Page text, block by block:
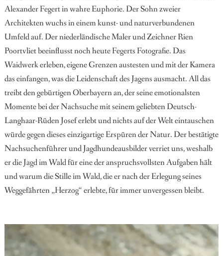
Alexander Fegert in wahre Euphorie. Der Sohn zweier
Architekten wuchs in einem kunst- und naturverbundenen
Umfeld auf. Der niederländische Maler und Zeichner Rien
Poortvliet beeinflusst noch heute Fegerts Fotografie. Das
Waidwerk erleben, eigene Grenzen austesten und mit der Kamera
das einfangen, was die Leidenschaft des Jagens ausmacht. All das
treibt den gebürtigen Oberbayern an, der seine emotionalsten
Momente bei der Nachsuche mit seinem geliebten Deutsch-
Langhaar-Rüden Josef erlebt und nichts auf der Welt eintauschen
würde gegen dieses einzigartige Erspüren der Natur. Der bestätigte
Nachsuchenführer und Jagdhundeausbilder verriet uns, weshalb
er die Jagd im Wald für eine der anspruchsvollsten Aufgaben hält
und warum die Stille im Wald, die er nach der Erlegung seines
Weggefährten „Herzog“ erlebte, für immer unvergessen bleibt.